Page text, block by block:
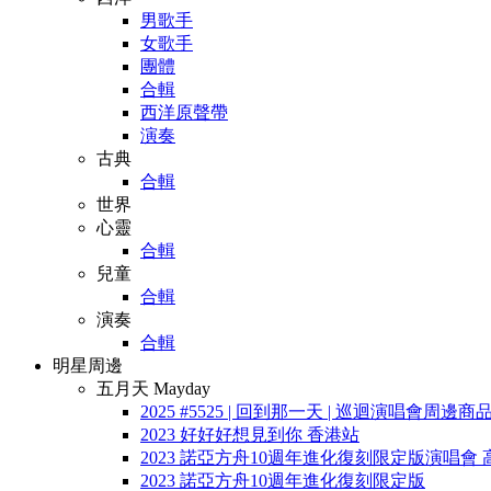
男歌手
女歌手
團體
合輯
西洋原聲帶
演奏
古典
合輯
世界
心靈
合輯
兒童
合輯
演奏
合輯
明星周邊
五月天 Mayday
2025 #5525 | 回到那一天 | 巡迴演唱會周邊商品
2023 好好好想見到你 香港站
2023 諾亞方舟10週年進化復刻限定版演唱會
2023 諾亞方舟10週年進化復刻限定版